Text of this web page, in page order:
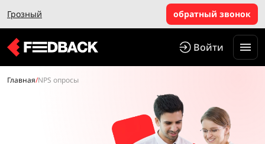
Грозный обратный звонок
Войти
Главная/NPS опросы